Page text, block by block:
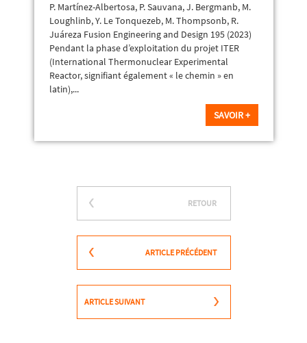
P. Martínez-Albertosa, P. Sauvana, J. Bergmanb, M.
Loughlinb, Y. Le Tonquezeb, M. Thompsonb, R.
Juáreza Fusion Engineering and Design 195 (2023)
Pendant la phase d’exploitation du projet ITER
(International Thermonuclear Experimental
Reactor, signifiant également « le chemin » en
latin),...
SAVOIR +
RETOUR
ARTICLE PRÉCÉDENT
ARTICLE SUIVANT